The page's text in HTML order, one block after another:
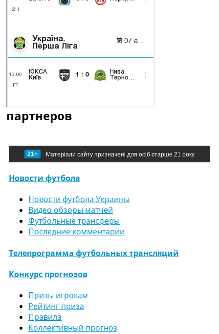
партнеров
21+ Матеріали сайту призначені для осіб старше 21 року
Новости футбола
Новости футбола Украины
Видео обзоры матчей
Футбольные трансферы
Последние комментарии
Телепрограмма футбольных трансляций
Конкурс прогнозов
Призы игрокам
Рейтинг приза
Правила
Коллективный прогноз